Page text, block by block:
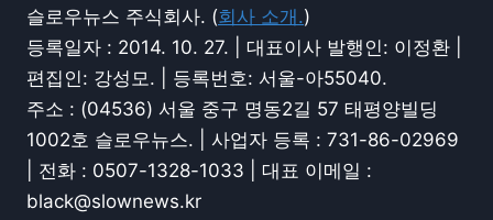
슬로우뉴스 주식회사. (회사 소개.)
등록일자 : 2014. 10. 27. | 대표이사 발행인: 이정환 |
편집인: 강성모. | 등록번호: 서울-아55040.
주소 : (04536) 서울 중구 명동2길 57 태평양빌딩
1002호 슬로우뉴스. | 사업자 등록 : 731-86-02969
| 전화 : 0507-1328-1033 | 대표 이메일 :
black@slownews.kr